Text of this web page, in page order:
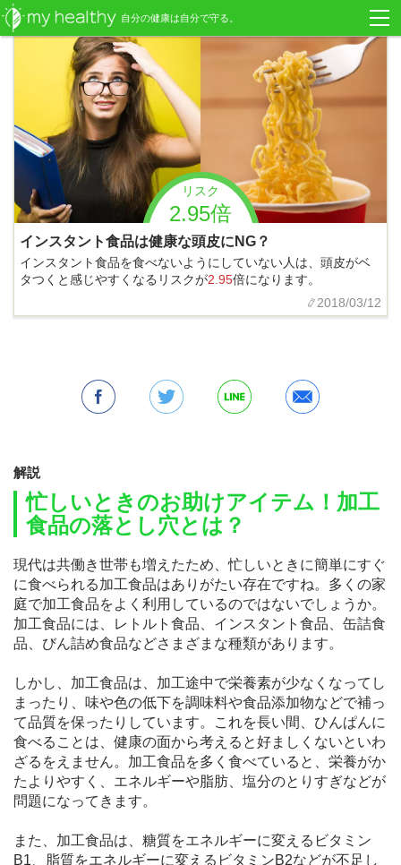
リスク
2.95倍
インスタント食品は健康な頭皮にNG？
インスタント食品を食べないようにしていない人は、頭皮がベ
タつくと感じやすくなるリスクが2.95倍になります。
2018/03/12
解説
忙しいときのお助けアイテム！加工
食品の落とし穴とは？
現代は共働き世帯も増えたため、忙しいときに簡単にすぐ
に食べられる加工食品はありがたい存在ですね。多くの家
庭で加工食品をよく利用しているのではないでしょうか。
加工食品には、レトルト食品、インスタント食品、缶詰食
品、びん詰め食品などさまざまな種類があります。
しかし、加工食品は、加工途中で栄養素が少なくなってし
まったり、味や色の低下を調味料や食品添加物などで補っ
て品質を保ったりしています。これを長い間、ひんぱんに
食べることは、健康の面から考えると好ましくないといわ
ざるをえません。加工食品を多く食べていると、栄養がか
たよりやすく、エネルギーや脂肪、塩分のとりすぎなどが
問題になってきます。
また、加工食品は、糖質をエネルギーに変えるビタミン
B1、脂質をエネルギーに変えるビタミンB2などが不足し
自分の健康は自分で守る。